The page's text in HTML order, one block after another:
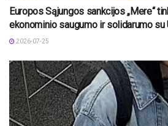
Europos Sąjungos sankcijos „Mere“
ekonominio saugumo ir solidarumo su
2026-07-25